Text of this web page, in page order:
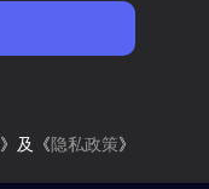
》及《隐私政策》